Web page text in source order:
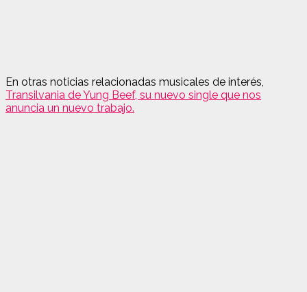
En otras noticias relacionadas musicales de interés,
Transilvania de Yung Beef, su nuevo single que nos
anuncia un nuevo trabajo.